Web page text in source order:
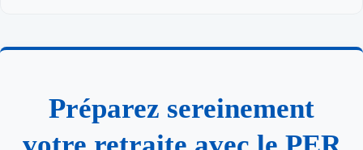
Préparez sereinement